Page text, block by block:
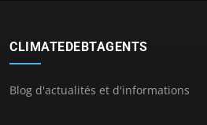
CLIMATEDEBTAGENTS
Blog d'actualités et d'informations